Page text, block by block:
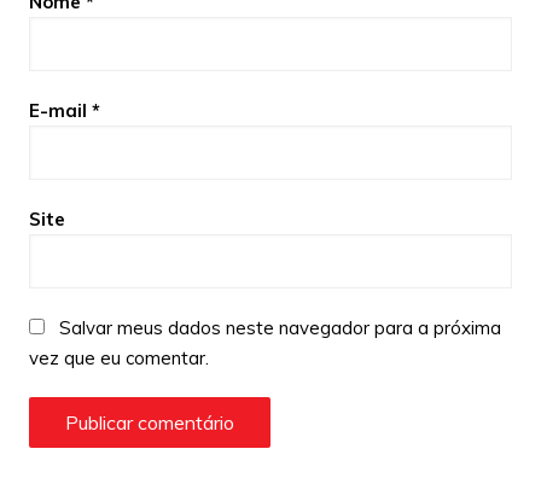
E-mail *
Site
Salvar meus dados neste navegador para a próxima
vez que eu comentar.